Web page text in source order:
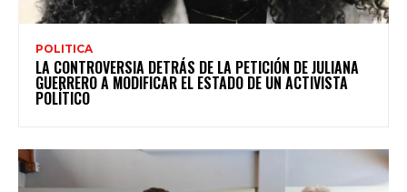
POLITICA
LA CONTROVERSIA DETRÁS DE LA PETICIÓN DE JULIANA
GUERRERO A MODIFICAR EL ESTADO DE UN ACTIVISTA
POLÍTICO